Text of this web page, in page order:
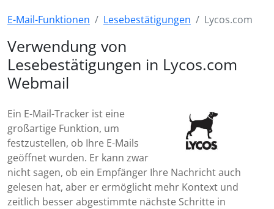
E-Mail-Funktionen Lesebestätigungen Lycos.com
Verwendung von
Lesebestätigungen in Lycos.com
Webmail
Ein E-Mail-Tracker ist eine
großartige Funktion, um
festzustellen, ob Ihre E-Mails
geöffnet wurden. Er kann zwar
nicht sagen, ob ein Empfänger Ihre Nachricht auch
gelesen hat, aber er ermöglicht mehr Kontext und
zeitlich besser abgestimmte nächste Schritte in